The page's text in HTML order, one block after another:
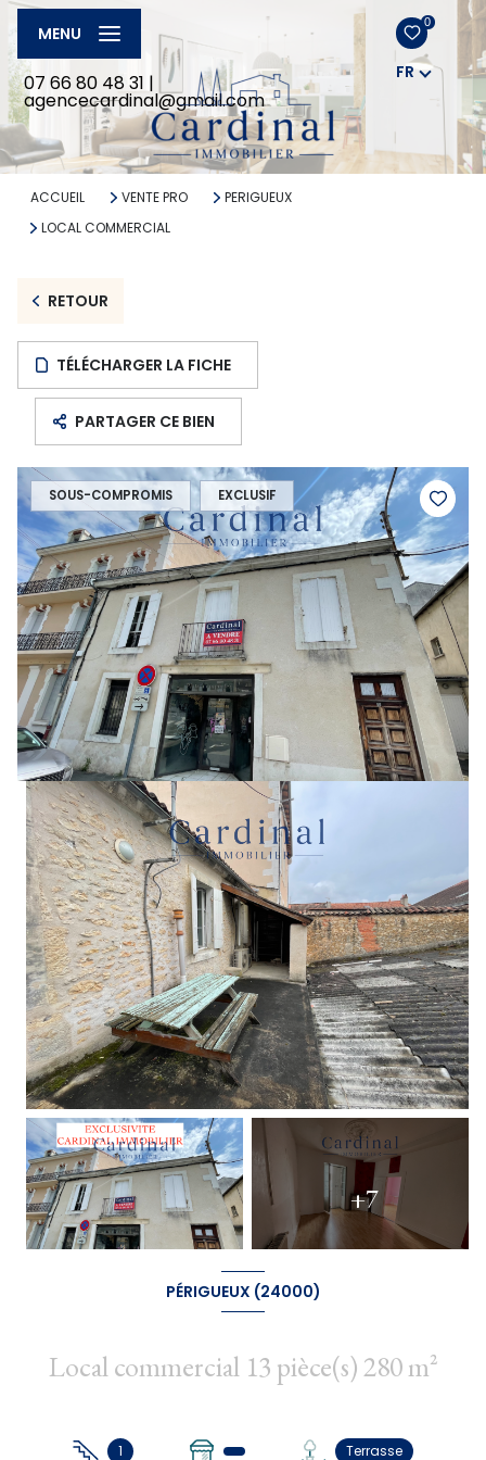
07 66 80 48 31 |
agencecardinal@gmail.com
0
FR
MENU
ACCUEIL VENTE PRO
PERIGUEUX
LOCAL COMMERCIAL
RETOUR
TÉLÉCHARGER LA FICHE
PARTAGER CE BIEN
SOUS-COMPROMIS EXCLUSIF
+7
PÉRIGUEUX (24000)
Local commercial 13 pièce(s) 280 m²
1 Terrasse